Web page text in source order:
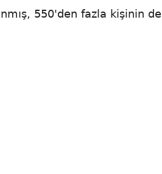
550'den fazla kişinin de